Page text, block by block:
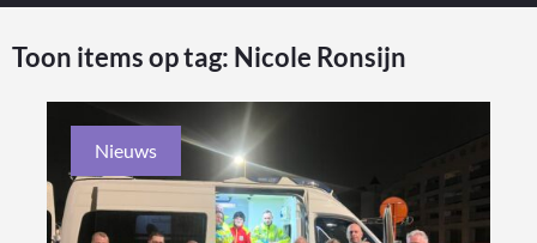
Toon items op tag: Nicole Ronsijn
Nieuws